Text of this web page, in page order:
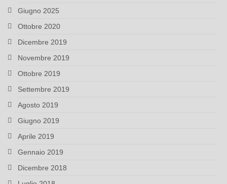
Giugno 2025
Ottobre 2020
Dicembre 2019
Novembre 2019
Ottobre 2019
Settembre 2019
Agosto 2019
Giugno 2019
Aprile 2019
Gennaio 2019
Dicembre 2018